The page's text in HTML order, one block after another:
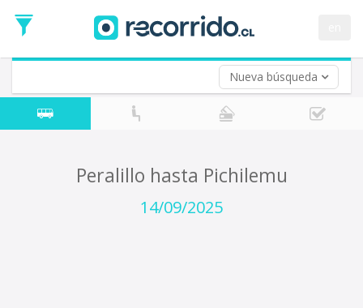
Nueva búsqueda
de
Ida
Vuelta (opcional)
Fecha
de
Peralillo hasta Pichilemu
14/09/2025